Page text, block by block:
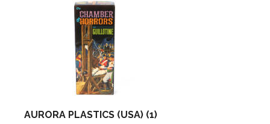
AURORA PLASTICS (USA) (1)